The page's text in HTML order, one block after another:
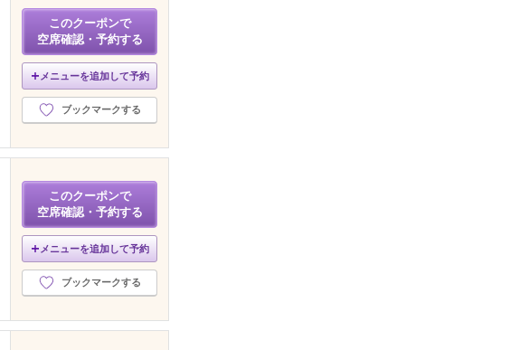
このクーポンで
空席確認・予約する
メニューを追加して予約
ブックマークする
このクーポンで
空席確認・予約する
メニューを追加して予約
ブックマークする